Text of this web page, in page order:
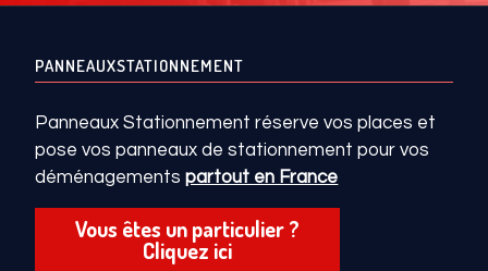
PANNEAUXSTATIONNEMENT
Panneaux Stationnement réserve vos places et
pose vos panneaux de stationnement pour vos
déménagementspartout en France
Vous êtes un particulier ?
Cliquez ici